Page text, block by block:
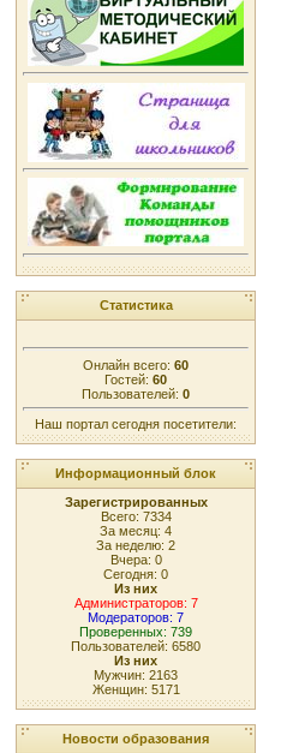
Статистика
Онлайн всего: 60
Гостей: 60
Пользователей: 0
Наш портал сегодня посетители:
Информационный блок
Зарегистрированных
Всего: 7334
За месяц: 4
За неделю: 2
Вчера: 0
Сегодня: 0
Из них
Администраторов: 7
Модераторов: 7
Проверенных: 739
Пользователей: 6580
Из них
Мужчин: 2163
Женщин: 5171
Новости образования